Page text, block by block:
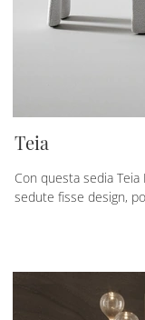
Teia
Con questa sedia
sedute fisse design,